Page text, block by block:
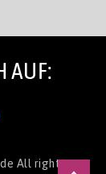
AUF:
All rights